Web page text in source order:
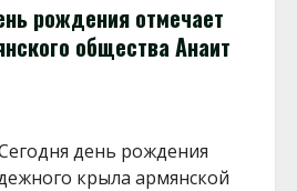
рождения отмечает
общества Анаит
день рождения
крыла армянской